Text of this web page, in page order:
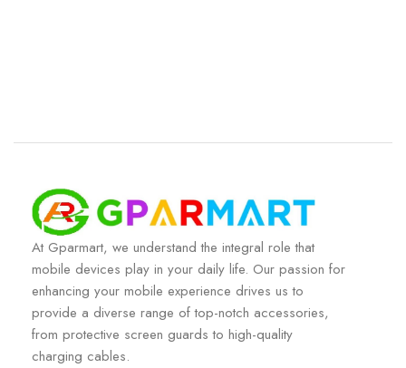
At Gparmart, we understand the integral role that
mobile devices play in your daily life. Our passion for
enhancing your mobile experience drives us to
provide a diverse range of top-notch accessories,
from protective screen guards to high-quality
charging cables.